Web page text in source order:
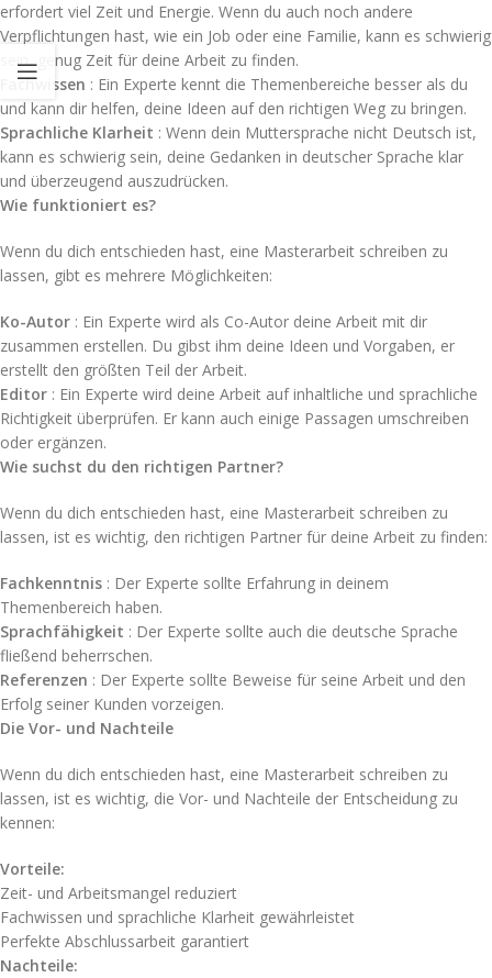
erfordert viel Zeit und Energie. Wenn du auch noch andere
Verpflichtungen hast, wie ein Job oder eine Familie, kann es schwierig
sein, genug Zeit für deine Arbeit zu finden.
Fachwissen : Ein Experte kennt die Themenbereiche besser als du
und kann dir helfen, deine Ideen auf den richtigen Weg zu bringen.
Sprachliche Klarheit : Wenn dein Muttersprache nicht Deutsch ist,
kann es schwierig sein, deine Gedanken in deutscher Sprache klar
und überzeugend auszudrücken.
Wie funktioniert es?
Wenn du dich entschieden hast, eine Masterarbeit schreiben zu
lassen, gibt es mehrere Möglichkeiten:
Ko-Autor : Ein Experte wird als Co-Autor deine Arbeit mit dir
zusammen erstellen. Du gibst ihm deine Ideen und Vorgaben, er
erstellt den größten Teil der Arbeit.
Editor : Ein Experte wird deine Arbeit auf inhaltliche und sprachliche
Richtigkeit überprüfen. Er kann auch einige Passagen umschreiben
oder ergänzen.
Wie suchst du den richtigen Partner?
Wenn du dich entschieden hast, eine Masterarbeit schreiben zu
lassen, ist es wichtig, den richtigen Partner für deine Arbeit zu finden:
Fachkenntnis : Der Experte sollte Erfahrung in deinem
Themenbereich haben.
Sprachfähigkeit : Der Experte sollte auch die deutsche Sprache
fließend beherrschen.
Referenzen : Der Experte sollte Beweise für seine Arbeit und den
Erfolg seiner Kunden vorzeigen.
Die Vor- und Nachteile
Wenn du dich entschieden hast, eine Masterarbeit schreiben zu
lassen, ist es wichtig, die Vor- und Nachteile der Entscheidung zu
kennen:
Vorteile:
Zeit- und Arbeitsmangel reduziert
Fachwissen und sprachliche Klarheit gewährleistet
Perfekte Abschlussarbeit garantiert
Nachteile: